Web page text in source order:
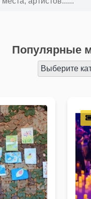
Популярные
Выберите